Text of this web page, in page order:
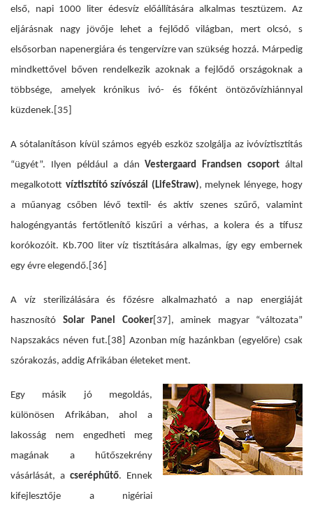
első, napi 1000 liter édesvíz előállítására alkalmas tesztüzem. Az
eljárásnak nagy jövője lehet a fejlődő világban, mert olcsó, s
elsősorban napener­giára és tengervízre van szükség hozzá. Márpedig
mindkettővel bőven rendelkezik azoknak a fejlődő országoknak a
többsége, amelyek krónikus ivó- és főként öntözővízhiánnyal
küzdenek. [35]
A sótalanításon kívül számos egyéb eszköz szolgálja az ivóvíztisztítás
“ügyét”. Ilyen például a dánVestergaard Frandsen csoport által
megalkotott víztisztító szívószál (LifeStraw), melynek lényege, hogy
a műanyag csőben lévő textil- és aktív szenes szűrő, valamint
halogéngyantás fertőtlenítő kiszűri a vérhas, a kolera és a tífusz
korókozóit. Kb.700 liter víz tisztítására alkalmas, így egy embernek
egy évre elegendő. [36]
A víz sterilizálására és főzésre alkalmazható a nap energiáját
hasznosító Solar Panel Cooker[37] , aminek magyar “változata”
Napszakács néven fut. [38]
Azonban míg hazánkban (egyelőre) csak
szórakozás, addig Afrikában életeket ment.
Egy másik jó megoldás,
különösen Afrikában, ahol a
lakosság nem engedheti meg
magának a hűtőszekrény
vásárlását, a cseréphűtő. Ennek
kifejlesztője a nigériai